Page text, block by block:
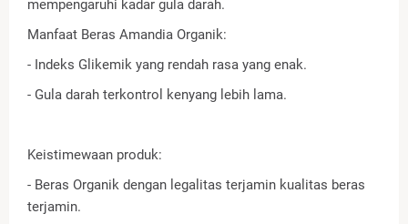
mempengaruhi kadar gula darah.
Manfaat Beras Amandia Organik:
- Indeks Glikemik yang rendah rasa yang enak.
- Gula darah terkontrol kenyang lebih lama.
Keistimewaan produk:
- Beras Organik dengan legalitas terjamin kualitas beras
terjamin.